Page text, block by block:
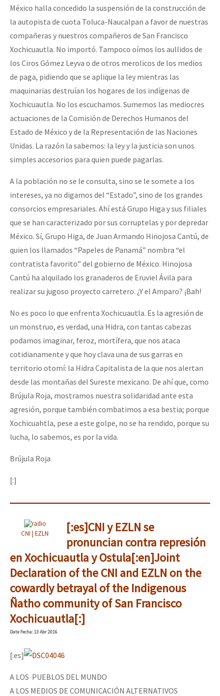
México halla concedido la suspensión de la construcción de
la autopista de cuota Toluca-Naucalpan a favor de nuestras
compañeras y nuestros compañeros de San Francisco
Xochicuautla. No importó. Tampoco oímos los aullidos de
los Ciros Gómez Leyva o de otros merolicos de los medios
de paga, pidiendo que se aplique la ley mientras las
maquinarias destruían los hogares de los indígenas de
Xochicuautla. No los escuchamos. Sumemos las mediocres
actuaciones de la Comisión de Derechos Humanos del
Estado de México y de la Representación de las Naciones
Unidas. La razón la sabemos: la ley y la justicia son unos
simples accesorios para quien puede pagarlas.
A la población no se le consulta, sino se le somete a los
intereses, ya no digamos del “Estado”, sino de los grandes
consorcios empresariales. Ahí está Grupo Higa y sus filiales
que se han caracterizado por sus corruptelas y por depredar
México. Sí, Grupo Higa, de Juan Armando Hinojosa Cantú, de
quien los llamados “Papeles de Panamá” nombra “el
contratista favorito” del gobierno de México. Hinojosa
Cantú ha alquilado los granaderos de Eruviel Ávila para
realizar su jugoso proyecto carretero. ¿Y el Amparo? ¡Bah!
No es poco lo que enfrenta Xochicuautla. Es la agresión de
un monstruo, es verdad, una Hidra, con tantas cabezas
podamos imaginar, feroz, mortífera, que nos ataca
cotidianamente y que hoy clava una de sus garras en
territorio otomí: la Hidra Capitalista de la que nos alertan
desde las montañas del Sureste mexicano. De ahí que, como
Brújula Roja, mostramos nuestra solidaridad ante esta
agresión, porque también combatimos a esa bestia; porque
Xochicuahtla, pese a este golpe, no se ha rendido, porque su
lucha, lo sabemos, es por la vida.
Brújula Roja
[:]
CNI | EZLN
[:es]CNI y EZLN se
pronuncian contra represión
en Xochicuautla y Ostula[:en]Joint
Declaration of the CNI and EZLN on the
cowardly betrayal of the Indigenous
Ñatho community of San Francisco
Xochicuautla[:]
DateFecha: 13 Abr 2016
[:es]
A LOS PUEBLOS DEL MUNDO
A LOS MEDIOS DE COMUNICACIÓN ALTERNATIVOS